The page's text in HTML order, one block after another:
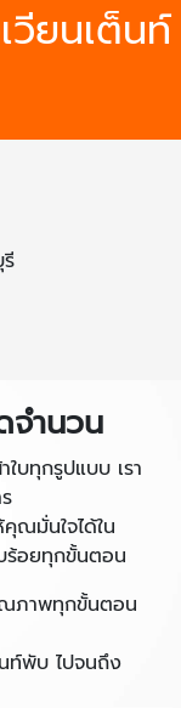
วียนเต็นท์
จำนวน
บทุกรูปแบบ เรา
คุณมั่นใจได้ใน
ร้อยทุกขั้นตอน
ณภาพทุกขั้นตอน
ท์พับ ไปจนถึง